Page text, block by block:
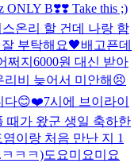
ONLY B❣️❣️ Take this ;)
온리 할 건데 나랑 함
부탁해요🖤배고픈데
쩌지 6000원 대신 받아
리비 늦어서 미안해😣
다😊❤️7시에 브이라이
때가 왔군 생일 축하한
이랑 처음 만난 지 1
ㅋㅋ)도요미요미요